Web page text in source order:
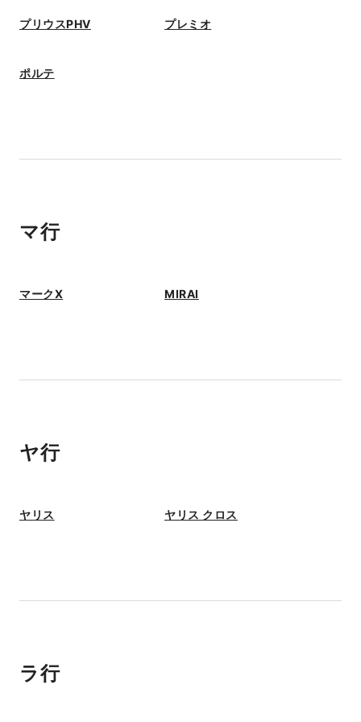
プリウスPHV プレミオ
ポルテ
マ行
マークX MIRAI
ヤ行
ヤリス ヤリス クロス
ラ行